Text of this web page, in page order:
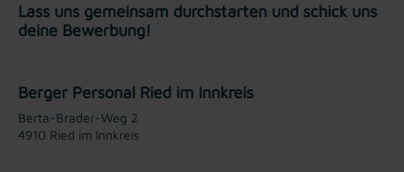
Lass uns gemeinsam durchstarten und schick uns
deine Bewerbung!
Berger Personal Ried im Innkreis
Berta-Brader-Weg 2
4910 Ried im Innkreis